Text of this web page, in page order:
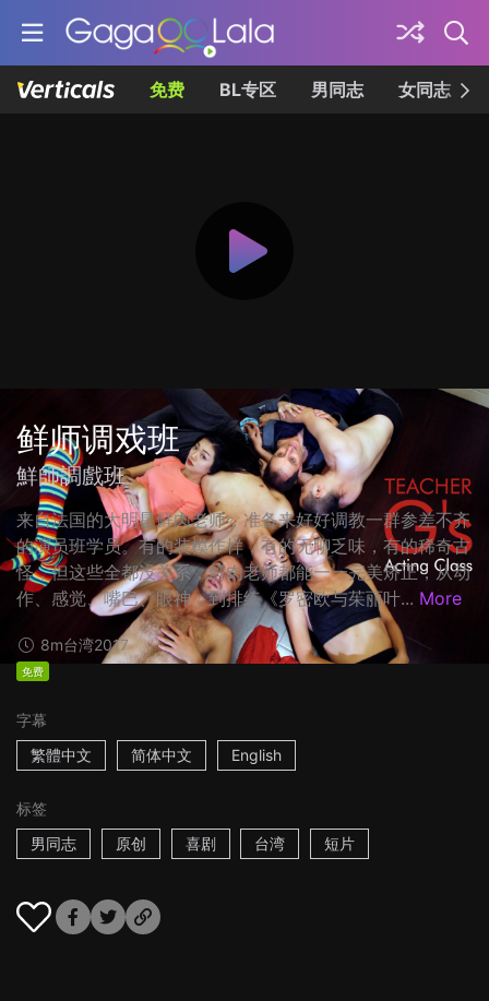
免费 BL专区 男同志 女同志
鲜师调戏班
鮮師調戲班
来自法国的大明星鲜肉老师，准备来好好调教一群参差不齐
的演员班学员。有的装模作样，有的无聊乏味，有的稀奇古
怪，但这些全都没关系，鲜肉老师都能一一完美矫正，从动
作、感觉、嘴巴、眼神，到排练《罗密欧与茱丽叶... More
8m台湾2017
免费
字幕
繁體中文
简体中文 English
标签
男同志
原创 喜剧 台湾 短片